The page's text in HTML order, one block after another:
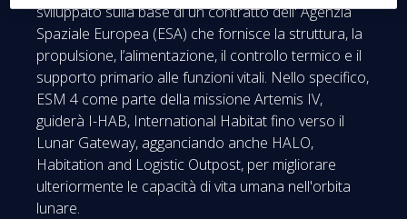
sviluppato sulla base di un contratto dell' Agenzia
Spaziale Europea (ESA) che fornisce la struttura, la
propulsione, l’alimentazione, il controllo termico e il
supporto primario alle funzioni vitali. Nello specifico,
ESM 4 come parte della missione Artemis IV,
guiderà I-HAB, International Habitat fino verso il
Lunar Gateway, agganciando anche HALO,
Habitation and Logistic Outpost, per migliorare
ulteriormente le capacità di vita umana nell'orbita
lunare.